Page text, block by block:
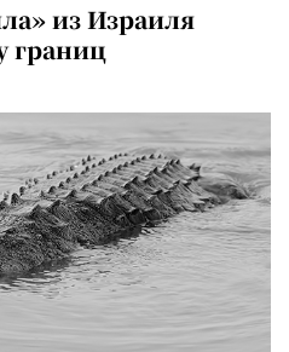
из Израиля
границ